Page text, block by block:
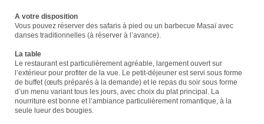
A votre disposition
Vous pouvez réserver des safaris à pied ou un barbecue Masaï avec
danses traditionnelles (à réserver à l’avance).
La table
Le restaurant est particulièrement agréable, largement ouvert sur
l’extérieur pour profiter de la vue. Le petit-déjeuner est servi sous forme
de buffet (œufs préparés à la demande) et le repas du soir sous forme
d’un menu variant tous les jours, avec choix du plat principal. La
nourriture est bonne et l’ambiance particulièrement romantique, à la
seule lueur des bougies.